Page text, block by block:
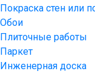
Покраска стен или
Обои
Плиточные работы
Паркет
Инженерная доска